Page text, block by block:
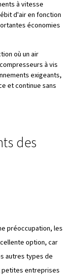
adaptés
d'air comprimé
que les ateliers
les
et femelles,
ils piégent l'air
l'espace
continu fournit